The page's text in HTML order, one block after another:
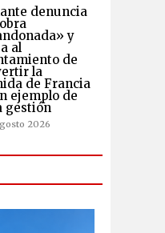
denuncia
y
al
de
la
de Francia
ejemplo de
gestión
2026